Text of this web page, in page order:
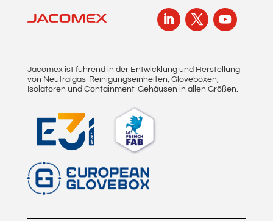
Jacomex ist führend in der Entwicklung und Herstellung
von Neutralgas-Reinigungseinheiten, Gloveboxen,
Isolatoren und Containment-Gehäusen in allen Größen.